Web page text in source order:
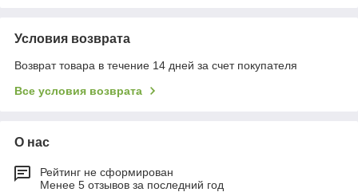
Условия возврата
Возврат товара в течение 14 дней за счет покупателя
Все условия возврата
О нас
Рейтинг не сформирован
Менее 5 отзывов за последний год